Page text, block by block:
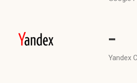
-
Yandex